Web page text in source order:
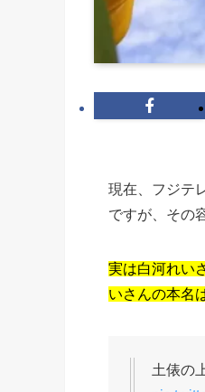
現在、フジテ
ですが、その
実は白河れい
いさんの本名
土俵の